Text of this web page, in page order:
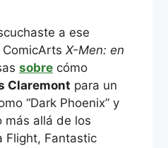
a ese
X-Men: en
sobre cómo
Claremont para un
“Dark Phoenix” y
más allá de los
Flight, Fantastic